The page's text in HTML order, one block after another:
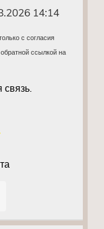
14:14
с согласия
ссылкой на
связь.